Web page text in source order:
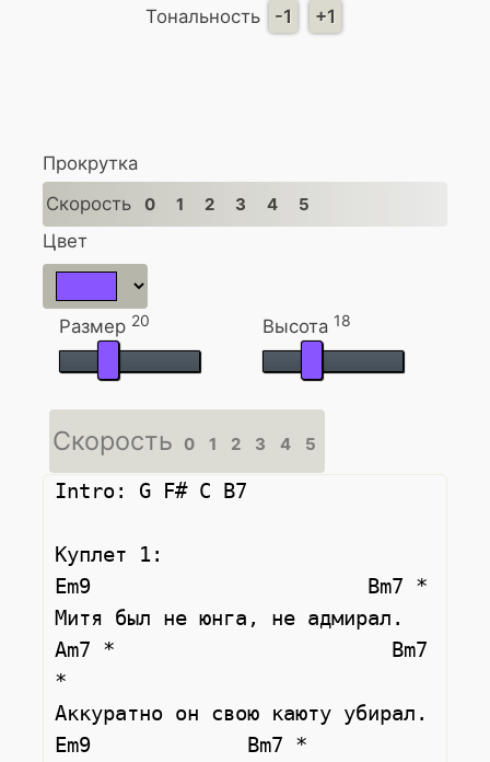
Тональность
-1 +1
Прокрутка
Скорость
0 1 2 3 4 5
Цвет
Размер 20 Высота 18
Скорость 0 1 2 3 4 5
Intro: G F# C B7
Куплет 1:
Em9                       Bm7 *
Митя был не юнга, не адмирал.
Am7 *                       Bm7
*
Аккуратно он свою каюту убирал.
Em9             Bm7 *